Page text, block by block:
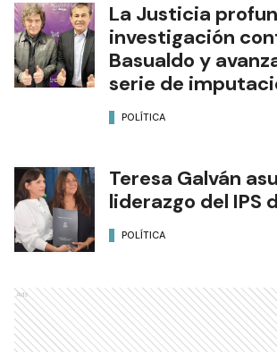
La Justicia
investigación
Basualdo y
serie de
POLÍTICA
Teresa Galván
liderazgo del IPS
POLÍTICA
Ads